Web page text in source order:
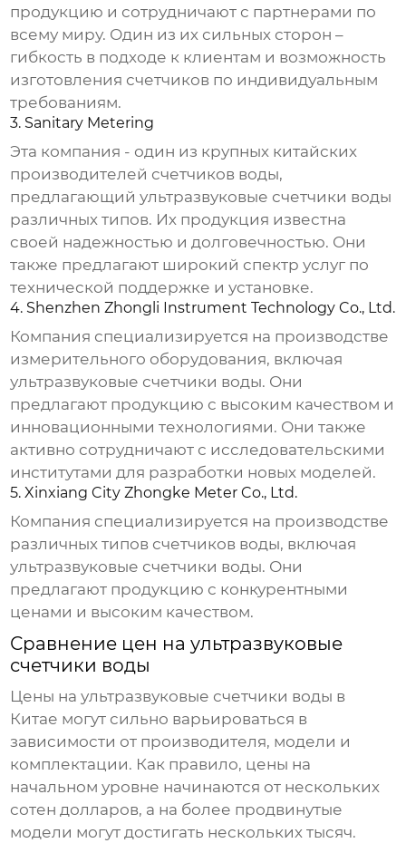
продукцию и сотрудничают с партнерами по
всему миру. Один из их сильных сторон –
гибкость в подходе к клиентам и возможность
изготовления счетчиков по индивидуальным
требованиям.
3. Sanitary Metering
Эта компания - один из крупных китайских
производителей счетчиков воды,
предлагающийультразвуковые счетчики воды
различных типов. Их продукция известна
своей надежностью и долговечностью. Они
также предлагают широкий спектр услуг по
технической поддержке и установке.
4. Shenzhen Zhongli Instrument Technology Co., Ltd.
Компания специализируется на производстве
измерительного оборудования, включая
ультразвуковые счетчики воды. Они
предлагают продукцию с высоким качеством и
инновационными технологиями. Они также
активно сотрудничают с исследовательскими
институтами для разработки новых моделей.
5. Xinxiang City Zhongke Meter Co., Ltd.
Компания специализируется на производстве
различных типов счетчиков воды, включая
ультразвуковые счетчики воды. Они
предлагают продукцию с конкурентными
ценами и высоким качеством.
Сравнение цен на ультразвуковые
счетчики воды
Цены наультразвуковые счетчики воды в
Китае могут сильно варьироваться в
зависимости от производителя, модели и
комплектации. Как правило, цены на
начальном уровне начинаются от нескольких
сотен долларов, а на более продвинутые
модели могут достигать нескольких тысяч.